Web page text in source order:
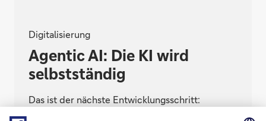
Digitalisierung
Agentic AI: Die KI wird
selbstständig
Das ist der nächste Entwicklungsschritt: